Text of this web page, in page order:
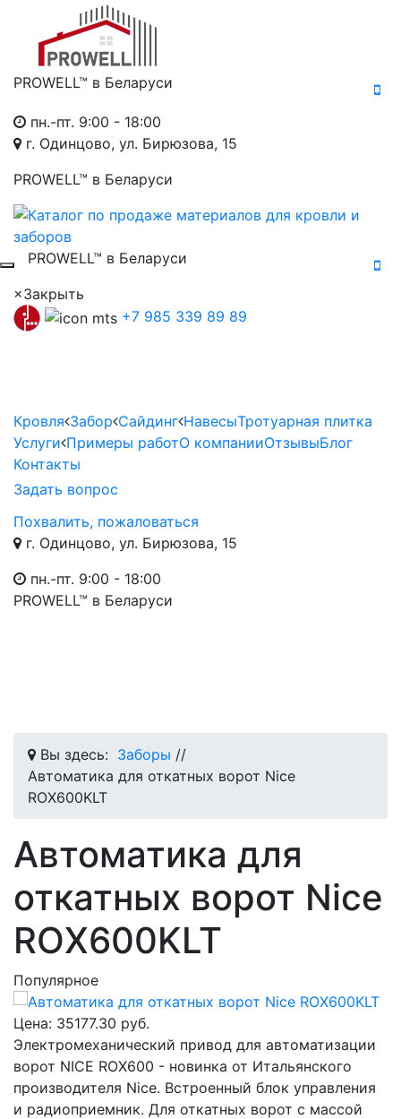
PROWELL™ в Беларуси
пн.-пт. 9:00 - 18:00
г. Одинцово, ул. Бирюзова, 15
PROWELL™ в Беларуси
PROWELL™ в Беларуси
×Закрыть
+7 985 339 89 89
Кровля Забор Сайдинг НавесыТротуарная плитка
Услуги Примеры работО компанииОтзывыБлог
Контакты
Задать вопрос
Похвалить, пожаловаться
г. Одинцово, ул. Бирюзова, 15
пн.-пт. 9:00 - 18:00
PROWELL™ в Беларуси
Вы здесь: Заборы //
Автоматика для откатных ворот Nice
RОX600KLT
Автоматика для
откатных ворот Nice
RОX600KLT
Популярное
Цена: 35177.30 руб.
Электромеханический привод для автоматизации
ворот NICE RОX600 - новинка от Итальянского
производителя Nice. Встроенный блок управления
и радиоприемник. Для откатных ворот с массой